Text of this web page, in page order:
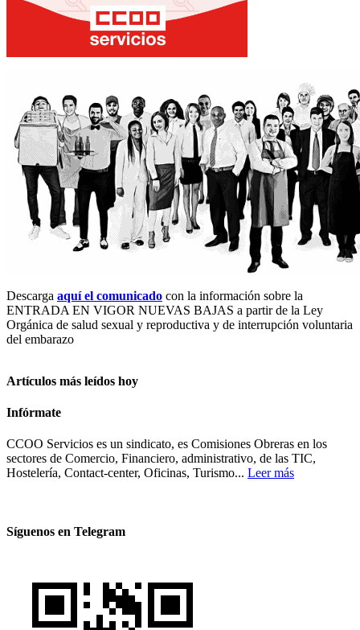
Descarga aquí el comunicado con la información sobre la
ENTRADA EN VIGOR NUEVAS BAJAS a partir de la Ley
Orgánica de salud sexual y reproductiva y de interrupción voluntaria
del embarazo
Artículos más leídos hoy
Infórmate
CCOO Servicios es un sindicato, es Comisiones Obreras en los
sectores de Comercio, Financiero, administrativo, de las TIC,
Hostelería, Contact-center, Oficinas, Turismo... Leer más
Síguenos en Telegram